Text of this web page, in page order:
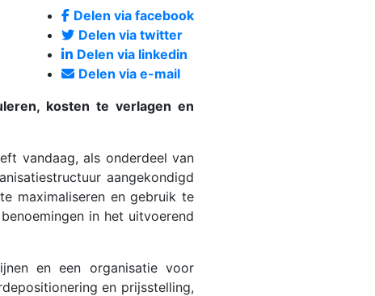
Delen via facebook
Delen via twitter
Delen via linkedin
Delen via e-mail
kosten te verlagen en
vandaag, als onderdeel van
aangekondigd
maximaliseren en gebruik te
in het uitvoerend
en een organisatie voor
en prijsstelling,